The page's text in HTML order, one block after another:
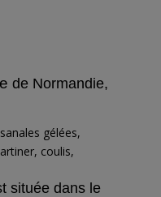
de Normandie,
gélées,
coulis,
située dans le